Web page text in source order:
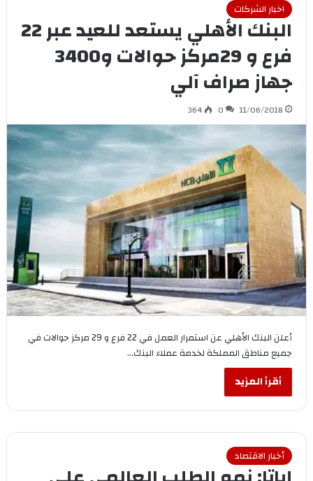
اخبار الشركات
البنك الأهلي يستعد للعيد عبر 22
فرع و 29مركز حوالات و3400
جهاز صراف آلي
11/06/2018
0
364
أعلن البنك الأهلي عن استمرار العمل في 22 فرع و 29 مركز حوالات في
جميع مناطق المملكة لخدمة عملاء البنك…
أقرأ المزيد
أخبار الاقتصاد